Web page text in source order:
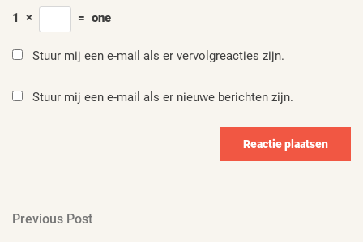
1 × = one
Stuur mij een e-mail als er vervolgreacties zijn.
Stuur mij een e-mail als er nieuwe berichten zijn.
Berichtnavigatie
Previous
Previous Post